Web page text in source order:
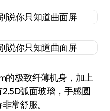
的极致纤薄机身，加上
弧面玻璃，手感圆
常舒服。